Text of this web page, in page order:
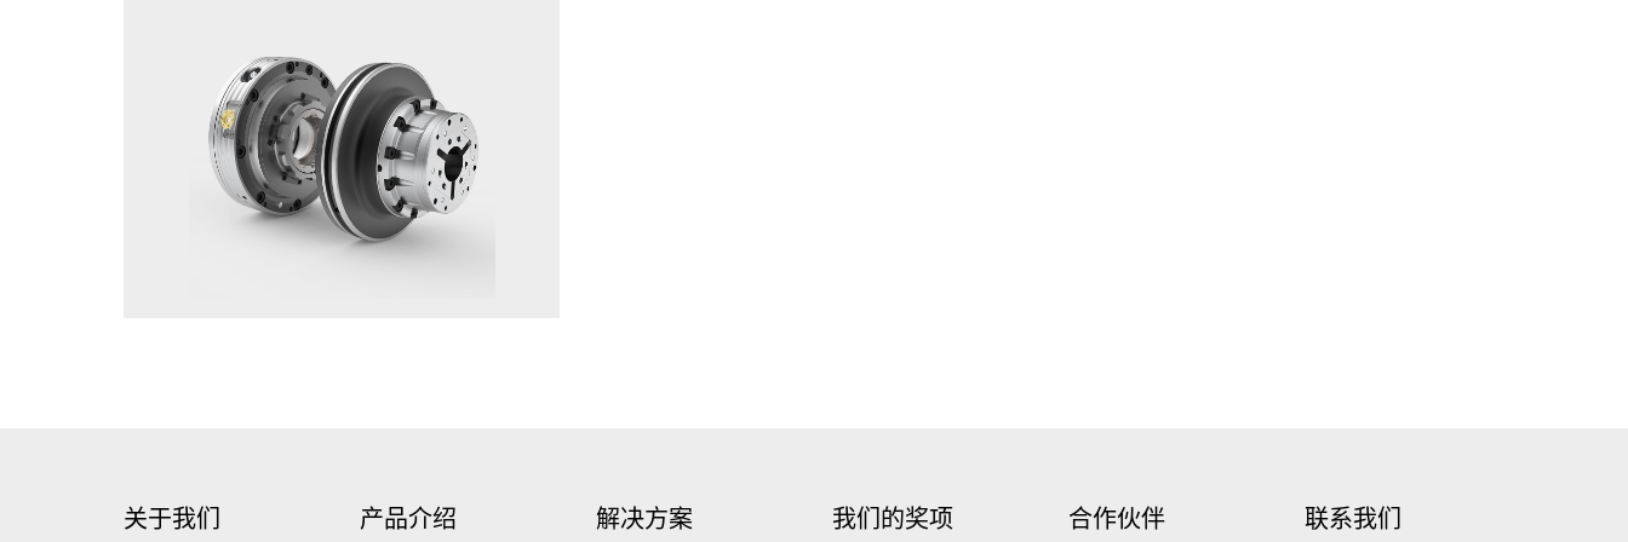
关于我们 产品介绍 解决方案 我们的奖项 合作伙伴 联系我们